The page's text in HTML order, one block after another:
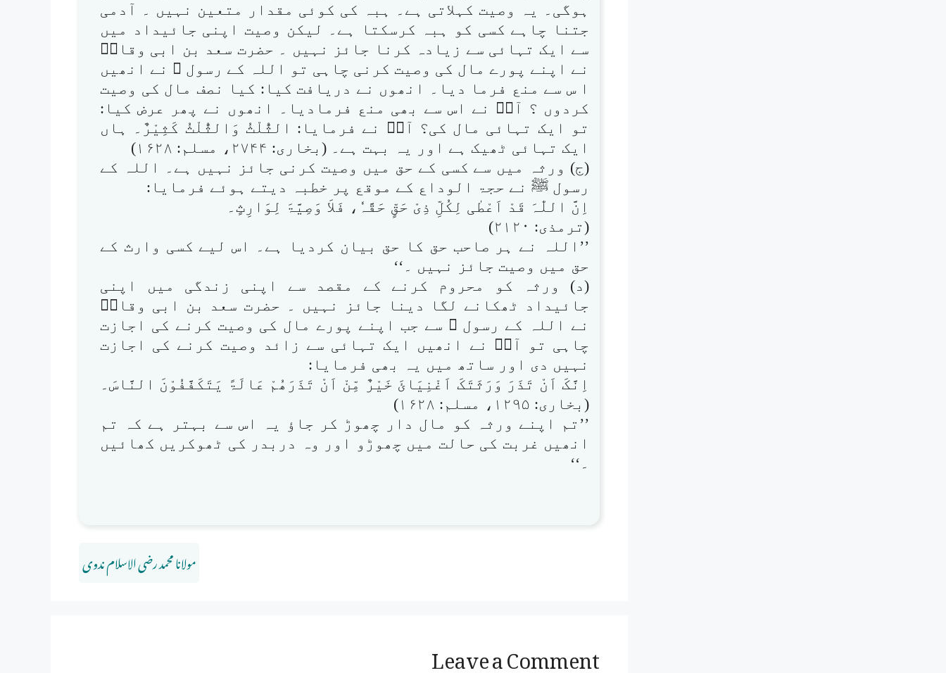
ہوگی۔ یہ وصیت کہلاتی ہے۔ ہبہ کی کوئی مقدار متعین نہیں ۔ آدمی
جتنا چاہے کسی کو ہبہ کرسکتا ہے۔ لیکن وصیت اپنی جائیداد میں
سے ایک تہائی سے زیادہ کرنا جائز نہیں ۔ حضرت سعد بن ابی وقاصؓ
نے اپنے پورے مال کی وصیت کرنی چاہی تو اللہ کے رسول ﷺ نے انھیں
ا س سے منع فرما دیا۔ انھوں نے دریافت کیا: کیا نصف مال کی وصیت
کردوں ؟ آپؐ نے اس سے بھی منع فرمادیا۔ انھوں نے پھر عرض کیا:
تو ایک تہائی مال کی؟ آپؐ نے فرمایا: الثُّلْثُ وَالثُّلْثُ کَثِیْرٌ۔ ہاں
ایک تہائی ٹھیک ہے اور یہ بہت ہے۔ (بخاری: ۲۷۴۴، مسلم: ۱۶۲۸)
(ج) ورثہ میں سے کسی کے حق میں وصیت کرنی جائز نہیں ہے۔ اللہ کے
رسول ﷺ نے حجۃ الوداع کے موقع پر خطبہ دیتے ہوئے فرمایا:
اِنَّ اللّٰہَ قَدْ اَعْطٰی لِکُلِّ ذِیْ حَقٍّ حَقَّہٗ، فَلاَ وَصِیَّۃَ لِوَارِثٍ۔
(ترمذی: ۲۱۲۰)
’’اللہ نے ہر صاحب حق کا حق بیان کردیا ہے۔ اس لیے کسی وارث کے
حق میں وصیت جائز نہیں ۔‘‘
(د) ورثہ کو محروم کرنے کے مقصد سے اپنی زندگی میں اپنی
جائیداد ٹھکانے لگا دینا جائز نہیں ۔ حضرت سعد بن ابی وقاصؓ
نے اللہ کے رسول ﷺ سے جب اپنے پورے مال کی وصیت کرنے کی اجازت
چاہی تو آپؐ نے انھیں ایک تہائی سے زائد وصیت کرنے کی اجازت
نہیں دی اور ساتھ میں یہ بھی فرمایا:
اِنَّکَ اَنْ تَذَرَ وَرَثَتَکَ اَغْنِیَائَ خَیْرٌ مِّنْ اَنْ تَذَرَھُمْ عَالَۃً یَتَکَفَّفُوْنَ النَّاسَ۔
(بخاری: ۱۲۹۵، مسلم: ۱۶۲۸)
’’تم اپنے ورثہ کو مال دار چھوڑ کر جاؤ یہ اس سے بہتر ہے کہ تم
انھیں غربت کی حالت میں چھوڑو اور وہ دربدر کی ٹھوکریں کھائیں
۔‘‘
مولانا محمد رضی الاسلام ندوی
Leave a Comment